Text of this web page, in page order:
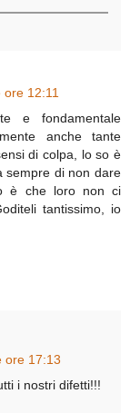
12:11
e fondamentale
anche tante
di colpa, lo so è
sempre di non dare
è che loro non ci
tantissimo, io
ore 17:13
i nostri difetti!!!